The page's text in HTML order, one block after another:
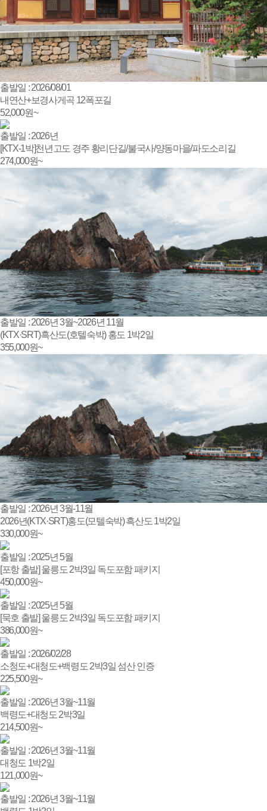
출발일 : 2026/08/01
내연산+보경사게곡 12폭포길
52,000원~
출발일 : 2026년
[KTX-1박]천년고도 경주 황리단길/불국사/양동마을/파도소리길
274,000원~
출발일 : 2026년 3월~2026년 11월
(KTX·SRT)흑산도(호텔숙박) 홍도 1박2일
355,000원~
출발일 : 2026년 3월-11월
2026년(KTX·SRT)홍도(모텔숙박) 흑산도 1박2일
330,000원~
출발일 : 2025년 5월
[포항 출발] 울릉도 2박3일 독도포함 패키지
450,000원~
출발일 : 2025년 5월
[묵호 출발] 울릉도 2박3일 독도포함 패키지
386,000원~
출발일 : 2026/02/28
소청도+대청도+백령도 2박3일 섬산 인증
225,500원~
출발일 : 2026년 3월~11월
백령도+대청도 2박3일
214,500원~
출발일 : 2026년 3월~11월
대청도 1박2일
121,000원~
출발일 : 2026년 3월~11월